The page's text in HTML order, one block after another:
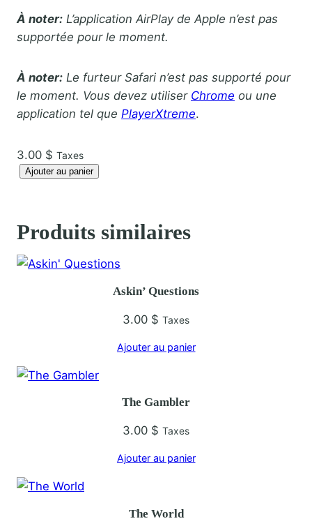
À noter: L’application AirPlay de Apple n’est pas
supportée pour le moment.
À noter: Le furteur Safari n’est pas supporté pour
le moment. Vous devez utiliser Chrome ou une
application tel que PlayerXtreme.
3.00 $ Taxes
n
i
t
r
Ajouter au panier
Produits similaires
Askin’ Questions
3.00 $ Taxes
Ajouter au panier
The Gambler
3.00 $ Taxes
Ajouter au panier
The World